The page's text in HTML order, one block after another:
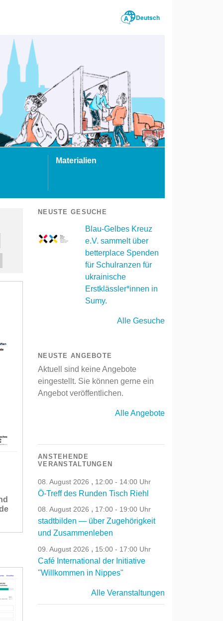
Deutsch
Materialien
NEUSTE GESUCHE
Blau-Gelbes Kreuz
e.V. sammelt über
betterplace Spenden
für Schulranzen für
ukrainische
Erstklässler*innen in
Sumy.
Alle Gesuche
NEUSTE ANGEBOTE
Aktuell sind keine Angebote
eingestellt. Sie können gerne ein
Angebot veröffentlichen.
Alle Angebote
ANSTEHENDE
VERANSTALTUNGEN
08. August 2026 , 12:00 - 14:00 Uhr
Ö-Treff des Runden Tisch Riehl
08. August 2026 , 17:00 - 19:00 Uhr
stadtbilden — über Zugehörigkeit
und Zusammenleben
09. August 2026 , 15:00 - 17:00 Uhr
Café International der Initiative
"Willkommen in Nippes"
Alle Veranstaltungen